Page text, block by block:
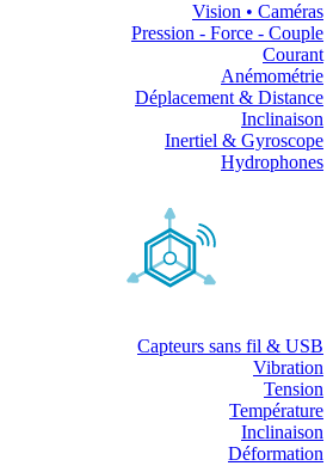
Vision • Caméras
Pression - Force - Couple
Courant
Anémométrie
Déplacement & Distance
Inclinaison
Inertiel & Gyroscope
Hydrophones
Capteurs sans fil & USB
Vibration
Tension
Température
Inclinaison
Déformation